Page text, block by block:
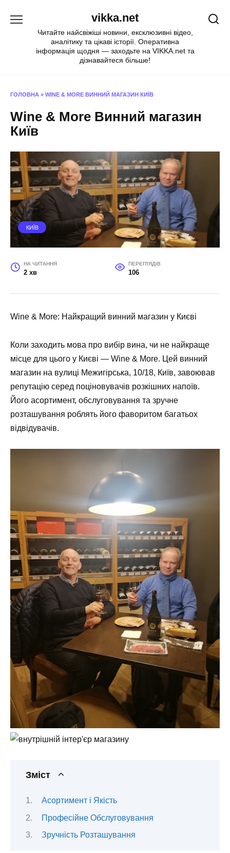
vikka.net
Читайте найсвіжіші новини, ексклюзивні відео,
аналітику та цікаві історії. Оперативна
інформація щодня — заходьте на VIKKA.net та
дізнавайтеся більше!
ГОЛОВНА » WINE & MORE ВИННИЙ МАГАЗИН КИЇВ
Wine & More Винний магазин
Київ
КИЇВ
НА ЧИТАННЯ
2 хв
ПЕРЕГЛЯДІВ
106
Wine & More: Найкращий винний магазин у Києві
Коли заходить мова про вибір вина, чи не найкраще
місце для цього у Києві — Wine & More. Цей винний
магазин на вулиці Межигірська, 10/18, Київ, завоював
репутацію серед поціновувачів розкішних напоїв.
Його асортимент, обслуговування та зручне
розташування роблять його фаворитом багатьох
відвідувачів.
Зміст
Асортимент і Якість
Професійне Обслуговування
Зручність Розташування